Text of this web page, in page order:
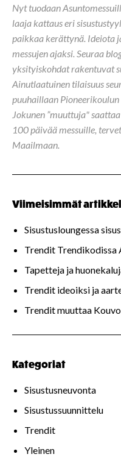
Nyt tuodaan
laaja kattaus eri
paikkaa kerättynä. Ideiota
messujen ajaksi. Seuraa
yksityiskohdat rakentuvat
Ainutlaatuinen tilaisuus
puuhaillaan
Jokunen ”muuttuja"
100 päivää messuille,
Maailmaan.
Viimeisimmät
Sisustusloungessa
Trendit Trendikodissa
Tapetteja ja
Trendit ideoiksi ja
Trendit muuttaa
Kategoriat
Sisustusneuvonta
Sisustussuunnittelu
Trendit
Yleinen